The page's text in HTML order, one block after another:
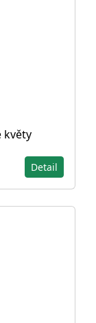
květy
Detail